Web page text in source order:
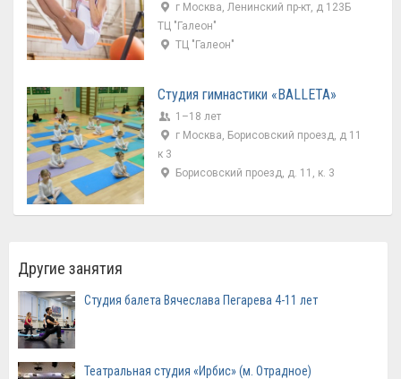
г Москва, Ленинский пр-кт, д 123Б
ТЦ "Галеон"
ТЦ "Галеон"
Студия гимнастики «BALLETA»
1–18 лет
г Москва, Борисовский проезд, д 11
к 3
Борисовский проезд, д. 11, к. 3
Другие занятия
Студия балета Вячеслава Пегарева 4-11 лет
Театральная студия «Ирбис» (м. Отрадное)